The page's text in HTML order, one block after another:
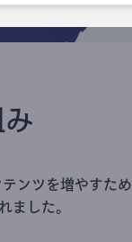
ンツを増やすため
ました。